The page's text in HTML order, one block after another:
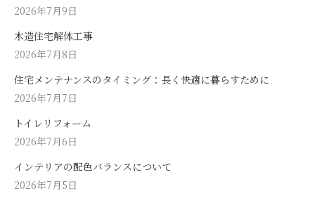
2026年7月9日
木造住宅解体工事
2026年7月8日
住宅メンテナンスのタイミング：長く快適に暮らすために
2026年7月7日
トイレリフォーム
2026年7月6日
インテリアの配色バランスについて
2026年7月5日